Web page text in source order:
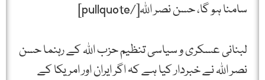
سامنا ہو گا، حسن نصر اللہ[/pullquote]
لبنانی عسکری و سیاسی تنظیم حزب اللہ کے رہنما حسن
نصر اللہ نے خبردار کیا ہے کہ اگر ایران اور امریکا کے